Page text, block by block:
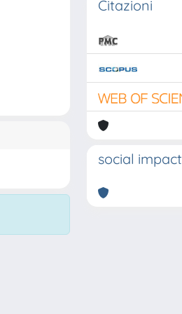
Citazioni
social impact